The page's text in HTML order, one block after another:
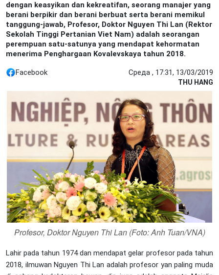
dengan keasyikan dan kekreatifan, seorang manajer yang
berani berpikir dan berani berbuat serta berani memikul
tanggung-jawab, Profesor, Doktor Nguyen Thi Lan (Rektor
Sekolah Tinggi Pertanian Viet Nam) adalah seorangan
perempuan satu-satunya yang mendapat kehormatan
menerima Penghargaan Kovalevskaya tahun 2018.
Facebook Среда , 17:31, 13/03/2019
THU HANG
Profesor, Doktor Nguyen Thi Lan (Foto: Anh Tuan/VNA)
Lahir pada tahun 1974 dan mendapat gelar profesor pada tahun
2018, ilmuwan Nguyen Thi Lan adalah profesor yan paling muda